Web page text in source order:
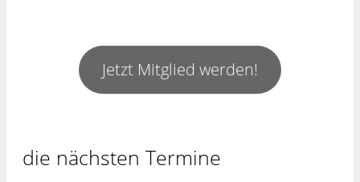
Jetzt Mitglied werden!
die nächsten Termine